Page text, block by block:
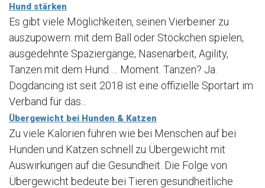
Hund stärken
Es gibt viele Möglichkeiten, seinen Vierbeiner zu
auszupowern: mit dem Ball oder Stöckchen spielen,
ausgedehnte Spaziergänge, Nasenarbeit, Agility,
Tanzen mit dem Hund … Moment. Tanzen? Ja.
Dogdancing ist seit 2018 ist eine offizielle Sportart im
Verband für das...
Übergewicht bei Hunden & Katzen
Zu viele Kalorien führen wie bei Menschen auf bei
Hunden und Katzen schnell zu Übergewicht mit
Auswirkungen auf die Gesundheit. Die Folge von
Übergewicht bedeute bei Tieren gesundheitliche